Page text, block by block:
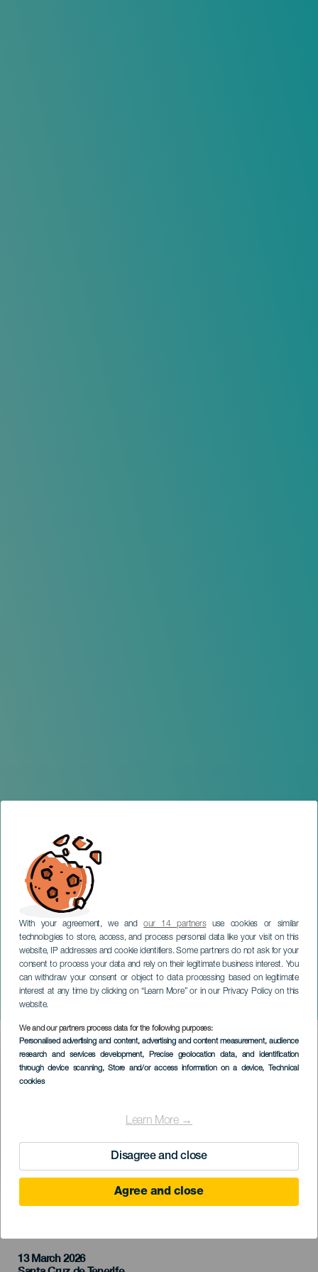
With your agreement, we andour 14 partnersuse cookies or similar
technologies to store, access, and process personal data like your visit on this
website, IP addresses and cookie identifiers. Some partners do not ask for your
consent to process your data and rely on their legitimate business interest. You
can withdraw your consent or object to data processing based on legitimate
interest at any time by clicking on “Learn More” or in our Privacy Policy on this
website.
We and our partners process data for the following purposes:
Personalised advertising and content, advertising and content measurement, audience
research and services development, Precise geolocation data, and identification
through device scanning, Store and/or access information on a device, Technical
cookies
Learn More →
Disagree and close
Agree and close
Lucho RK a La Pantera na
koncertě
TENERIFE
Imagen
Listado
13 March 2026